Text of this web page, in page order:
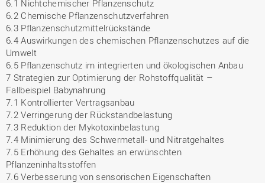
6.1 Nichtchemischer Pflanzenschutz
6.2 Chemische Pflanzenschutzverfahren
6.3 Pflanzenschutzmittelrückstände
6.4 Auswirkungen des chemischen Pflanzenschutzes auf die
Umwelt
6.5 Pflanzenschutz im integrierten und ökologischen Anbau
7 Strategien zur Optimierung der Rohstoffqualität –
Fallbeispiel Babynahrung
7.1 Kontrollierter Vertragsanbau
7.2 Verringerung der Rückstandbelastung
7.3 Reduktion der Mykotoxinbelastung
7.4 Minimierung des Schwermetall- und Nitratgehaltes
7.5 Erhöhung des Gehaltes an erwünschten
Pflanzeninhaltsstoffen
7.6 Verbesserung von sensorischen Eigenschaften